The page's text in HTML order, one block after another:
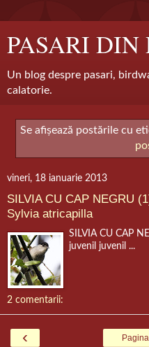
PASARI
Un blog despre pasari,
calatorie.
Se afișează postările cu
vineri, 18 ianuarie 2013
SILVIA CU CAP NEGRU
Sylvia atricapilla
SILVIA CU CAP
juvenil juvenil ...
2 comentarii:
‹